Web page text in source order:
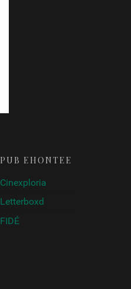
PUB ÉHONTÉE
Cinexploria
Letterboxd
FIDÉ